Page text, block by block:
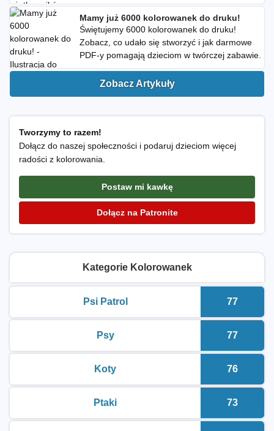
Mamy już 6000 kolorowanek do druku!
Świętujemy 6000 kolorowanek do druku!
Zobacz, co udało się stworzyć i jak darmowe
PDF-y pomagają dzieciom w twórczej zabawie.
Zobacz Artykuły
Tworzymy to razem!
Dołącz do naszej społeczności i podaruj dzieciom więcej
radości z kolorowania.
Postaw mi kawkę
Dołącz na Patronite
Kategorie Kolorowanek
Psi Patrol
kolorowanki do druku Liczba
77
Psy
kolorowanki do druku Liczba
77
Koty
kolorowanki do druku Liczba
76
Ptaki
kolorowanki do druku Liczba
73